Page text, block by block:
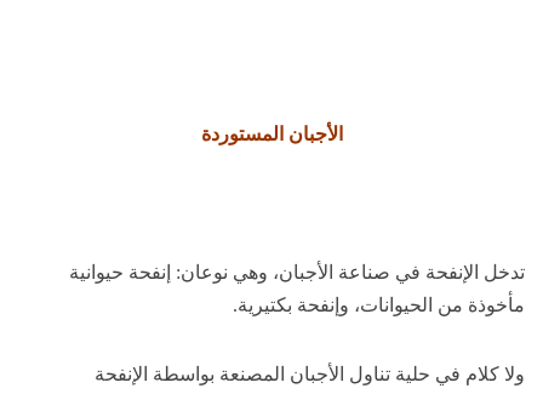
الأجبان المستوردة
تدخل الإنفحة في صناعة الأجبان، وهي نوعان: إنفحة حيوانية
مأخوذة من الحيوانات، وإنفحة بكتيرية.
ولا كلام في حلية تناول الأجبان المصنعة بواسطة الإنفحة